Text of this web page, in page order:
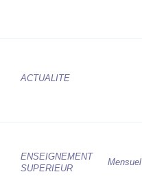
ACTUALITE
ENSEIGNEMENT
SUPERIEUR
Mensuel